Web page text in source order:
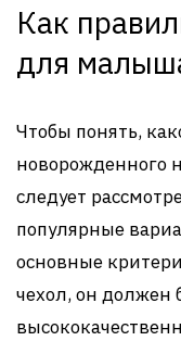
Как
для
Чтобы понять,
новорожденного
следует
популярные
основные
чехол, он должен